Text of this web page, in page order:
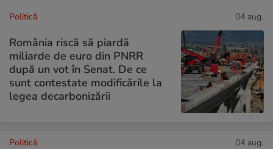
Politică 04 aug.
România riscă să piardă
miliarde de euro din PNRR
după un vot în Senat. De ce
sunt contestate modificările la
legea decarbonizării
Politică 04 aug.